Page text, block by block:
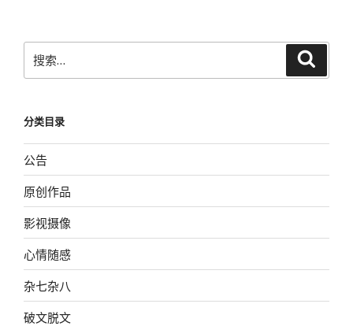
搜
索：
分类目录
公告
原创作品
影视摄像
心情随感
杂七杂八
破文脱文